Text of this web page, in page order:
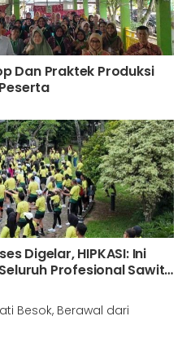
Dan Praktek Produksi
Digelar, HIPKASI: Ini
Profesional Sawit